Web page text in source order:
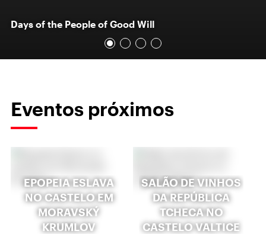
Days of the People of Good Will
Eventos próximos
EPOPEIA ESLAVA
NO CASTELO EM
MORAVSKÝ
KRUMLOV
SALÃO DE VINHOS
DA REPÚBLICA
TCHECA NO
CASTELO VALTICE